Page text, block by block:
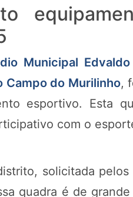
Municipal Edvaldo
Campo do Murilinho,
esportivo. Esta
com o
solicitada
quadra é de